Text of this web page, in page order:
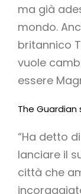
ma già
mondo.
britannico
vuole
essere
The Guardian
“Ha detto
lanciare il
città che